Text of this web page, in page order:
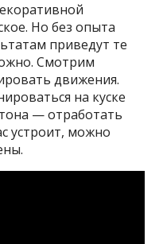
Но без опыта
приведут те
Смотрим
движения.
на куске
— отработать
устроит, можно